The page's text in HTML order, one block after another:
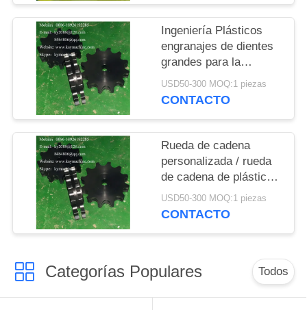
personalizado
fabricante de porta
engranajes
Ingeniería Plásticos
engranajes de dientes
grandes para la
fabricación de vidrio
Ingeniería Plásticos
USD50-300 MOQ:1 piezas
CONTACTO
Rueda de cadena
personalizada / rueda
de cadena de plástico /
Ingeniería Rueda de
cadena de plásticos
USD50-300 MOQ:1 piezas
CONTACTO
Categorías Populares Todos